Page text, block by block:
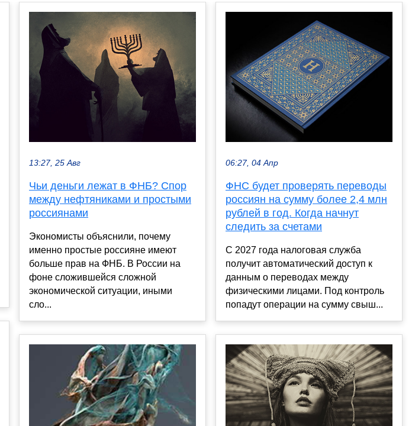
13:27, 25 Авг
Чьи деньги лежат в ФНБ? Спор
между нефтяниками и простыми
россиянами
Экономисты объяснили, почему
именно простые россияне имеют
больше прав на ФНБ. В России на
фоне сложившейся сложной
экономической ситуации, иными
сло...
06:27, 04 Апр
ФНС будет проверять переводы
россиян на сумму более 2,4 млн
рублей в год. Когда начнут
следить за счетами
С 2027 года налоговая служба
получит автоматический доступ к
данным о переводах между
физическими лицами. Под контроль
попадут операции на сумму свыш...